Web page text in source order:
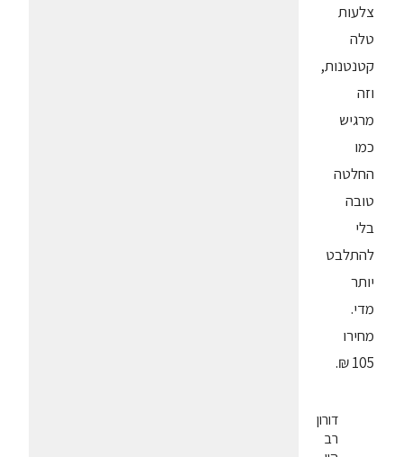
צלעות
טלה
קטנטנות,
וזה
מרגיש
כמו
החלטה
טובה
בלי
להתלבט
יותר
מדי.
מחירו
105 ₪.
דורון
רב